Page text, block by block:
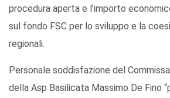
procedura aperta e l’importo
sul fondo FSC per lo sviluppo e la
regionali.
Personale soddisfazione del
della Asp Basilicata Massimo De Fino